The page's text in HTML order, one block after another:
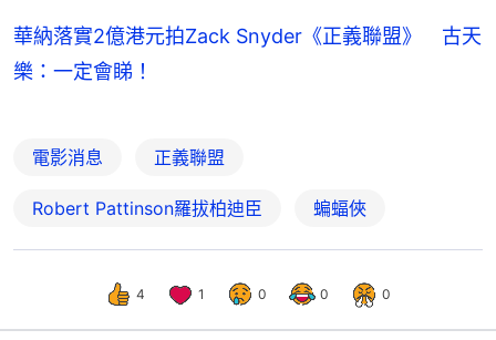
華納落實2億港元拍Zack Snyder《正義聯盟》 古天
樂：一定會睇！
電影消息 正義聯盟
Robert Pattinson羅拔柏迪臣 蝙蝠俠
4 1 0 0 0